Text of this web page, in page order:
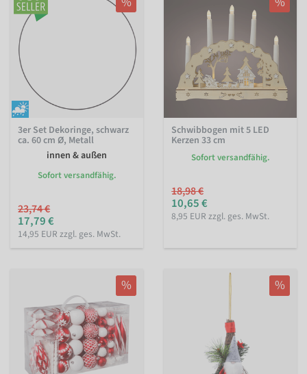
3er Set Dekoringe, schwarz
ca. 60 cm Ø, Metall
innen & außen
Sofort versandfähig.
23,74 €
17,79 €
14,95 EUR zzgl. ges. MwSt.
Schwibbogen mit 5 LED
Kerzen 33 cm
Sofort versandfähig.
18,98 €
10,65 €
8,95 EUR zzgl. ges. MwSt.
% %